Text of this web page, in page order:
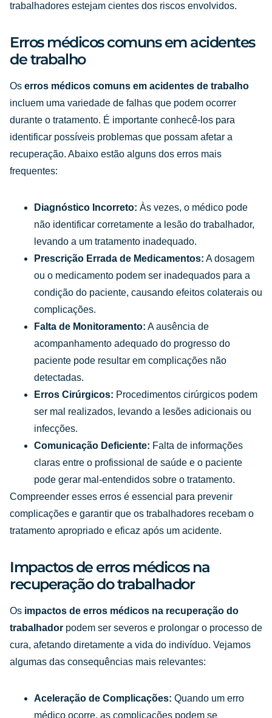
trabalhadores estejam cientes dos riscos envolvidos.
Erros médicos comuns em acidentes
de trabalho
Os erros médicos comuns em acidentes de trabalho
incluem uma variedade de falhas que podem ocorrer
durante o tratamento. É importante conhecê-los para
identificar possíveis problemas que possam afetar a
recuperação. Abaixo estão alguns dos erros mais
frequentes:
Diagnóstico Incorreto: Às vezes, o médico pode
não identificar corretamente a lesão do trabalhador,
levando a um tratamento inadequado.
Prescrição Errada de Medicamentos: A dosagem
ou o medicamento podem ser inadequados para a
condição do paciente, causando efeitos colaterais ou
complicações.
Falta de Monitoramento: A ausência de
acompanhamento adequado do progresso do
paciente pode resultar em complicações não
detectadas.
Erros Cirúrgicos: Procedimentos cirúrgicos podem
ser mal realizados, levando a lesões adicionais ou
infecções.
Comunicação Deficiente: Falta de informações
claras entre o profissional de saúde e o paciente
pode gerar mal-entendidos sobre o tratamento.
Compreender esses erros é essencial para prevenir
complicações e garantir que os trabalhadores recebam o
tratamento apropriado e eficaz após um acidente.
Impactos de erros médicos na
recuperação do trabalhador
Os impactos de erros médicos na recuperação do
trabalhador podem ser severos e prolongar o processo de
cura, afetando diretamente a vida do indivíduo. Vejamos
algumas das consequências mais relevantes:
Aceleração de Complicações: Quando um erro
médico ocorre, as complicações podem se